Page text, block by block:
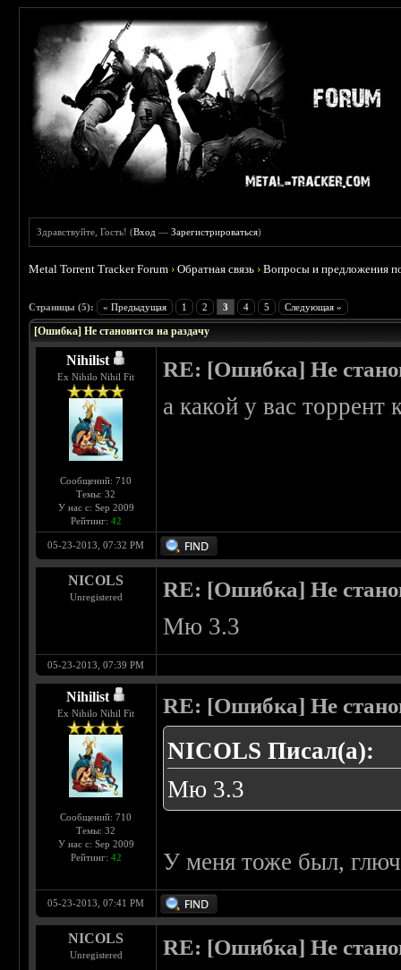
Здравствуйте, Гость! (Вход —Зарегистрироваться)
Metal Torrent Tracker Forum ›Обратная связь ›Вопросы и предложения
Страницы (5): « Предыдущая 1 2 3 4 5 Следующая »
[Ошибка] Не становится на раздачу
Nihilist
Ex Nihilo Nihil Fit
Сообщений: 710
Темы: 32
У нас с: Sep 2009
Рейтинг: 42
RE: [Ошибка] Не
а какой у вас торрент
05-23-2013, 07:32 PM
NICOLS
Unregistered RE: [Ошибка] Не
Мю 3.3
05-23-2013, 07:39 PM
Nihilist
Ex Nihilo Nihil Fit
Сообщений: 710
Темы: 32
У нас с: Sep 2009
Рейтинг: 42
RE: [Ошибка] Не
NICOLS Писал(а):
Мю 3.3
У меня тоже был,
05-23-2013, 07:41 PM
NICOLS
Unregistered RE: [Ошибка] Не